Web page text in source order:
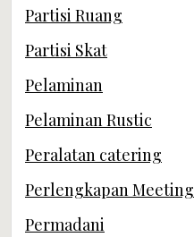
Partisi Ruang
Partisi Skat
Pelaminan
Pelaminan Rustic
Peralatan catering
Perlengkapan Meeting
Permadani